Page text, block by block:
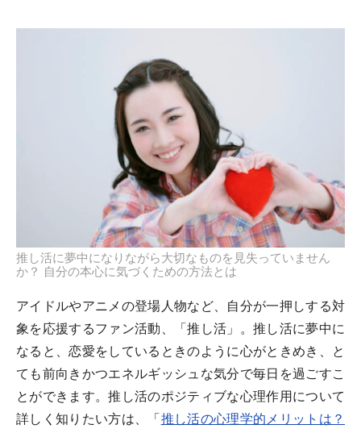
推し活に夢中になりながら大切なものを見失っていません
か？ 自分の本心に気づくための方法とは
アイドルやアニメの登場人物など、自分が一押しする対
象を応援するファン活動、「推し活」。推し活に夢中に
なると、恋愛をしているときのように心がときめき、と
ても前向きかつエネルギッシュな気分で毎日を過ごすこ
とができます。推し活のポジティブな心理作用について
詳しく知りたい方は、「 推し活の心理学的メリットは？